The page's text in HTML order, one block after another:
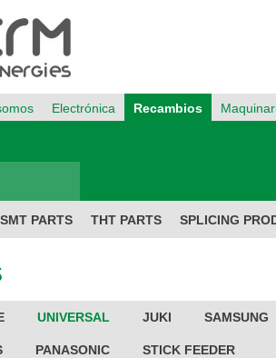
Electrónica Recambios
SMT PARTS THT PARTS SPLICING
UNIVERSAL JUKI SAMSUNG
PANASONIC STICK FEEDER